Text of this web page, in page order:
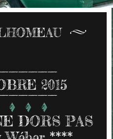
2015
DORS PAS